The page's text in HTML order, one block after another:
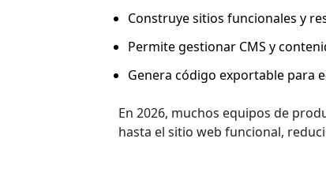
Construye sitios funcionales y
Permite gestionar CMS y
Genera código exportable para
En 2026, muchos equipos de
hasta el sitio web funcional,